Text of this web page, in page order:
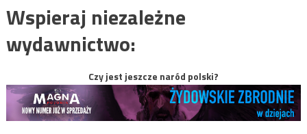
Wspieraj niezależne
wydawnictwo:
Czy jest jeszcze naród polski?